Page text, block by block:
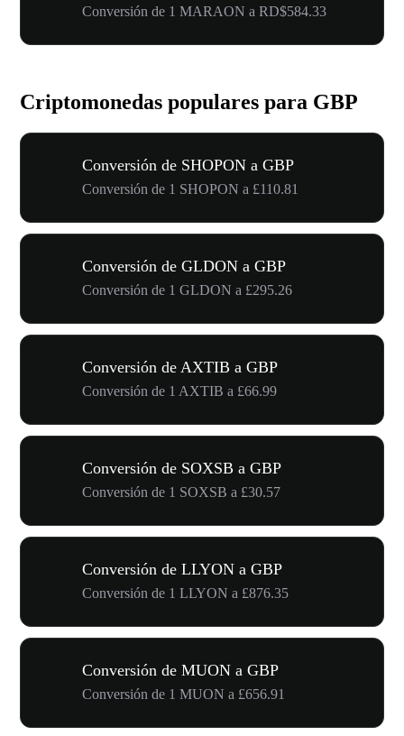
Conversión de 1 MARAON a RD$584.33
Criptomonedas populares para GBP
Conversión de SHOPON a GBP
Conversión de 1 SHOPON a £110.81
Conversión de GLDON a GBP
Conversión de 1 GLDON a £295.26
Conversión de AXTIB a GBP
Conversión de 1 AXTIB a £66.99
Conversión de SOXSB a GBP
Conversión de 1 SOXSB a £30.57
Conversión de LLYON a GBP
Conversión de 1 LLYON a £876.35
Conversión de MUON a GBP
Conversión de 1 MUON a £656.91